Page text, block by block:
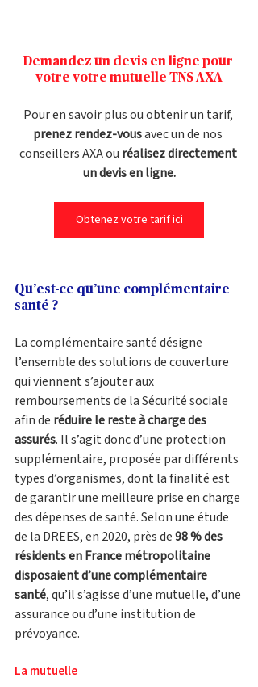
Demandez un devis en ligne pour
votre votre mutuelle TNS AXA
Pour en savoir plus ou obtenir un tarif,
prenez rendez-vous avec un de nos
conseillers AXA ou réalisez directement
un devis en ligne.
Obtenez votre tarif ici
Qu’est-ce qu’une complémentaire
santé ?
La complémentaire santé désigne
l’ensemble des solutions de couverture
qui viennent s’ajouter aux
remboursements de la Sécurité sociale
afin de réduire le reste à charge des
assurés. Il s’agit donc d’une protection
supplémentaire, proposée par différents
types d’organismes, dont la finalité est
de garantir une meilleure prise en charge
des dépenses de santé. Selon une étude
de la DREES, en 2020, près de 98 % des
résidents en France métropolitaine
disposaient d’une complémentaire
santé, qu’il s’agisse d’une mutuelle, d’une
assurance ou d’une institution de
prévoyance.
La mutuelle